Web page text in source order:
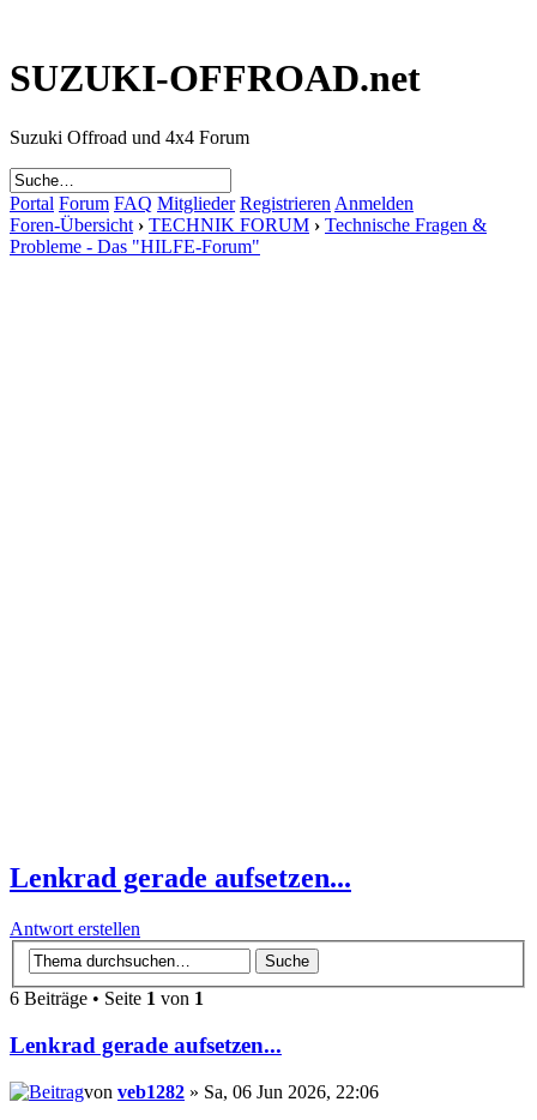
SUZUKI-OFFROAD.net
Suzuki Offroad und 4x4 Forum
Portal Forum FAQ Mitglieder Registrieren Anmelden
Foren-Übersicht › TECHNIK FORUM › Technische Fragen &
Probleme - Das "HILFE-Forum"
Lenkrad gerade aufsetzen...
Antwort erstellen
6 Beiträge • Seite 1 von 1
Lenkrad gerade aufsetzen...
von veb1282 » Sa, 06 Jun 2026, 22:06